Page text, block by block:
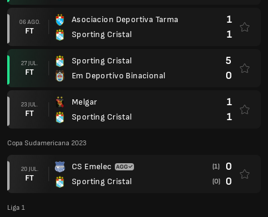
06 AGO.
FT
Asociacion Deportiva Tarma
Sporting Cristal
1
1
27 JUL.
FT
Sporting Cristal
Em Deportivo Binacional
5
0
23 JUL.
FT
Melgar
Sporting Cristal
1
1
Copa Sudamericana 2023
20 JUL.
FT
CS Emelec
Sporting Cristal
(1) 0
(0) 0
Liga 1